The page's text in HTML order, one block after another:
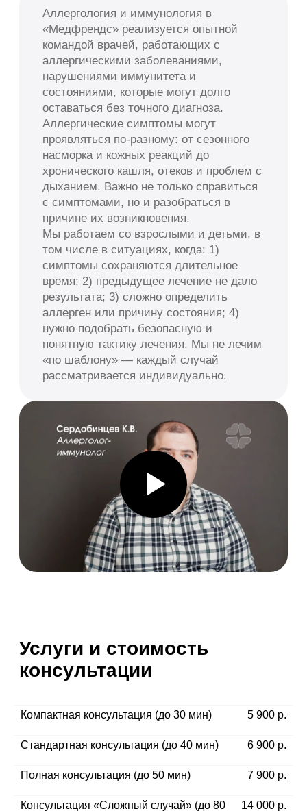
аллерген или причину состояния; 4)
нужно подобрать безопасную и
понятную тактику лечения. Мы не лечим
«по шаблону» — каждый случай
рассматривается индивидуально.
Услуги и стоимость
консультации
Компактная консультация (до 30 мин) 5 900 р.
Стандартная консультация (до 40 мин) 6 900 р.
Полная консультация (до 50 мин) 7 900 р.
Консультация «Сложный случай» (до 80 14 000 р.
Услуги (анализы на
аллергены)